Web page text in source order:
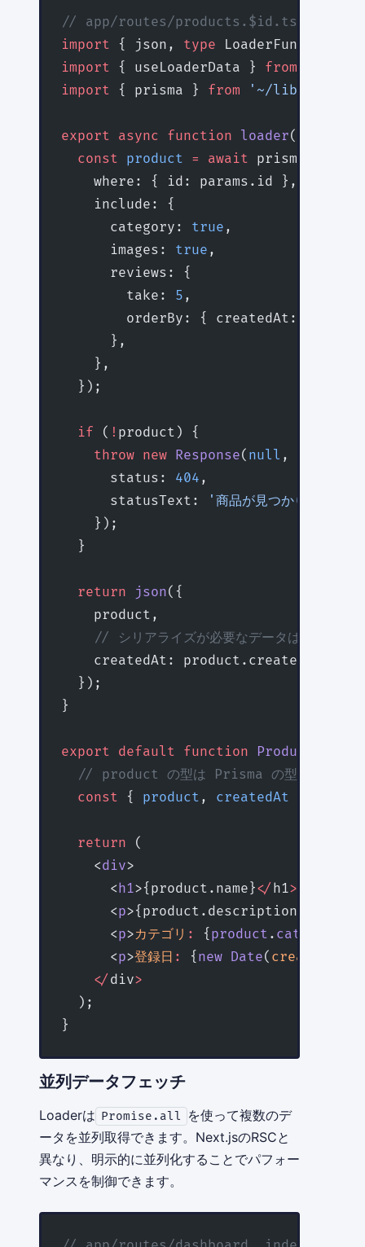
// app/routes/products.$id.tsx
import { json, type
import { useLoaderData } from
import { prisma } from '~/lib/
export async function loader({
  const
product = await
    where: { id: params.id },
    include: {
      category:
true ,
      images:
true ,
      reviews: {
        take:
5 ,
        orderBy: { createdAt:
      },
    },
  });
  if
( ! product) {
    throw
new Response( null , {
      status:
404 ,
      statusText:
'商品が見つかりません'
    });
  }
  return
json({
    product,
// シリアライズが必要なデータは明示的に
    createdAt: product.createdAt.
  });
}
export default function ProductDetail
// product の型は Prisma の型から自動推
  const
{ product , createdAt
  return
(
    <
div>
      <
h1>{product.name}</h1>
      <
p>{product.description}
      <
p>カテゴリ : { product . category
      <
p>登録日 : { new Date( createdAt
    </
div>
  );
}
並列データフェッチ
Loaderは Promise.all
を使って複数のデ
ータを並列取得できます。Next.jsのRSCと
異なり、明示的に並列化することでパフォー
マンスを制御できます。